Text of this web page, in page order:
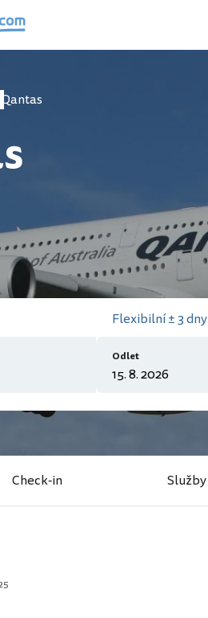
Qantas
Flexibilní ± 3 dny
Odlet
Check-in Služby